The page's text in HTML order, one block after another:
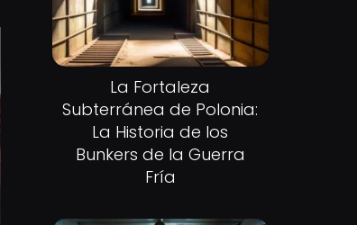
La Fortaleza
Subterránea de Polonia:
La Historia de los
Bunkers de la Guerra
Fría